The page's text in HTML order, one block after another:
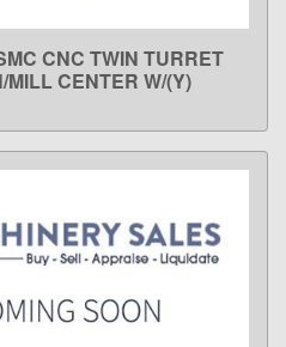
MORE
CNC TWIN TURRET
CENTER W/(Y)